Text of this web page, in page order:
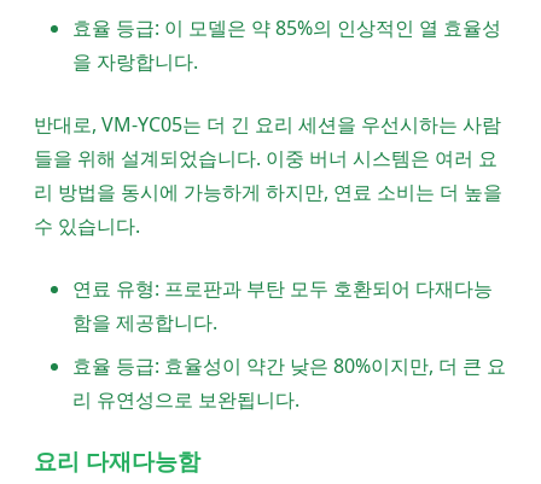
효율 등급: 이 모델은 약 85%의 인상적인 열 효율성
을 자랑합니다.
반대로, VM-YC05는 더 긴 요리 세션을 우선시하는 사람
들을 위해 설계되었습니다. 이중 버너 시스템은 여러 요
리 방법을 동시에 가능하게 하지만, 연료 소비는 더 높을
수 있습니다.
연료 유형: 프로판과 부탄 모두 호환되어 다재다능
함을 제공합니다.
효율 등급: 효율성이 약간 낮은 80%이지만, 더 큰 요
리 유연성으로 보완됩니다.
요리 다재다능함